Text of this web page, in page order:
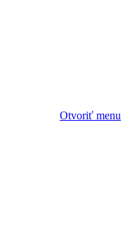
Otvoriť menu